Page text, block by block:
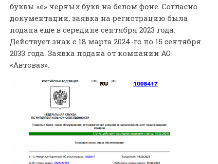
буквы «е» черных букв на белом фоне. Согласно
документации, заявка на регистрацию была
подана еще в середине сентября 2023 года.
Действует знак с 18 марта 2024-го по 15 сентября
2033 года. Заявка подана от компании АО
«Автоваз».